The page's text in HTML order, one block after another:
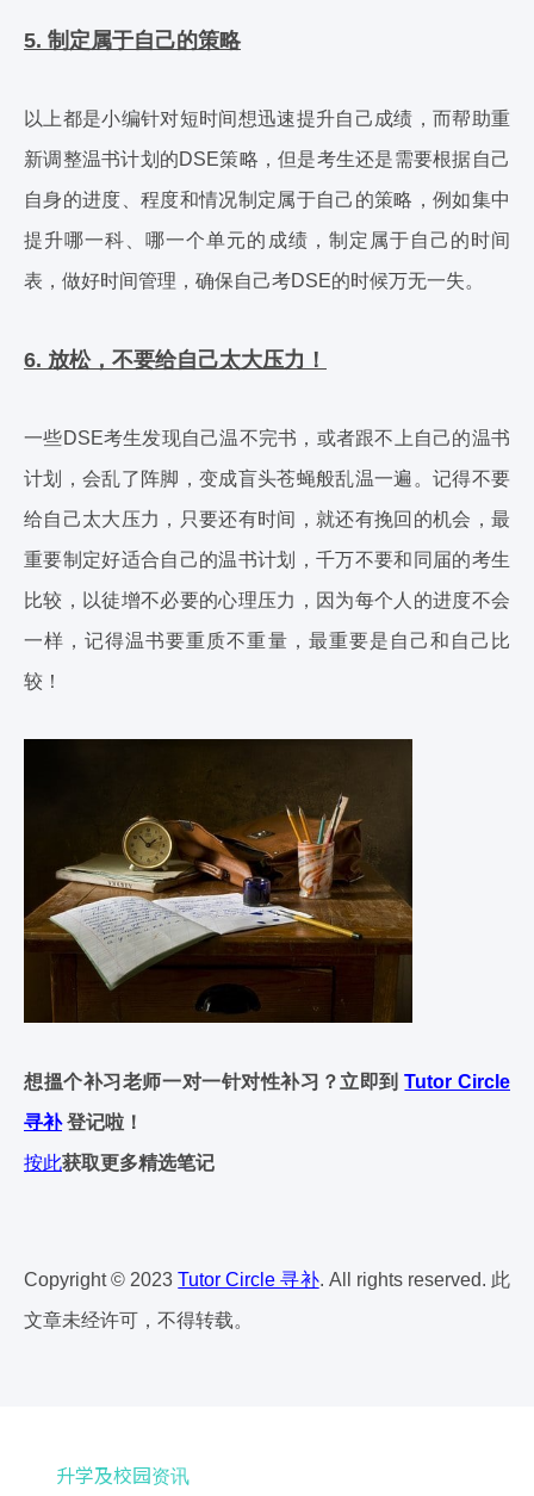
5. 制定属于自己的策略
以上都是小编针对短时间想迅速提升自己成绩，而帮助重
新调整温书计划的DSE策略，但是考生还是需要根据自己
自身的进度、程度和情况制定属于自己的策略，例如集中
提升哪一科、哪一个单元的成绩，制定属于自己的时间
表，做好时间管理，确保自己考DSE的时候万无一失。
6. 放松，不要给自己太大压力！
一些DSE考生发现自己温不完书，或者跟不上自己的温书
计划，会乱了阵脚，变成盲头苍蝇般乱温一遍。记得不要
给自己太大压力，只要还有时间，就还有挽回的机会，最
重要制定好适合自己的温书计划，千万不要和同届的考生
比较，以徒增不必要的心理压力，因为每个人的进度不会
一样，记得温书要重质不重量，最重要是自己和自己比
较！
想搵个补习老师一对一针对性补习？立即到Tutor Circle
寻补登记啦！
按此获取更多精选笔记
Copyright © 2023Tutor Circle 寻补. All rights reserved. 此
文章未经许可，不得转载。
升学及校园资讯